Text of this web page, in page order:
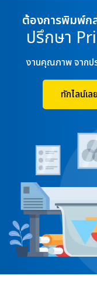
ต้องการพิมพ์ก
ปรึกษา
งานคุณภาพ จากป
ทักไลน์เลย